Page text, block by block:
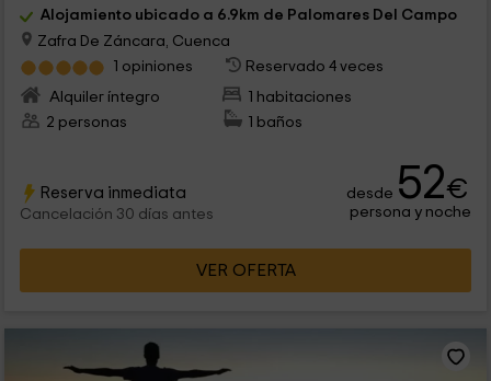
Alojamiento ubicado a 6.9km de Palomares Del Campo
Zafra De Záncara, Cuenca
1 opiniones
Reservado 4 veces
Alquiler íntegro
1 habitaciones
2 personas
1 baños
Reserva inmediata
Cancelación 30 días antes
desde 52€
persona y noche
VER OFERTA